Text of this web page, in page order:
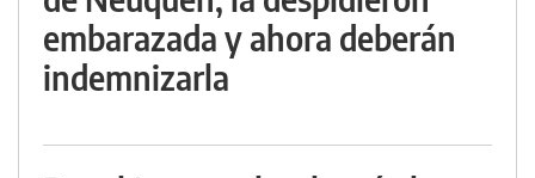
embarazada y ahora deberán
indemnizarla